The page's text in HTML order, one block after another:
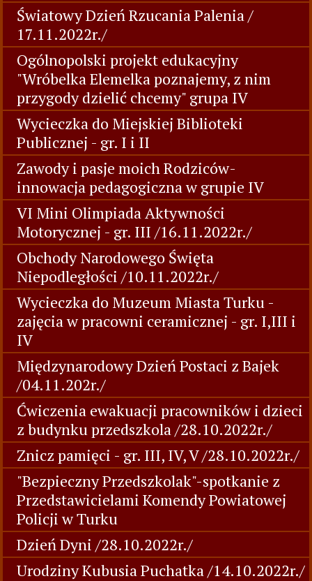
Światowy Dzień Rzucania Palenia /
17.11.2022r./
Ogólnopolski projekt edukacyjny
"Wróbelka Elemelka poznajemy, z nim
przygody dzielić chcemy" grupa IV
Wycieczka do Miejskiej Biblioteki
Publicznej - gr. I i II
Zawody i pasje moich Rodziców-
innowacja pedagogiczna w grupie IV
VI Mini Olimpiada Aktywności
Motorycznej - gr. III /16.11.2022r./
Obchody Narodowego Święta
Niepodległości /10.11.2022r./
Wycieczka do Muzeum Miasta Turku -
zajęcia w pracowni ceramicznej - gr. I,III i
IV
Międzynarodowy Dzień Postaci z Bajek
/04.11.202r./
Ćwiczenia ewakuacji pracowników i dzieci
z budynku przedszkola /28.10.2022r./
Znicz pamięci - gr. III, IV, V /28.10.2022r./
"Bezpieczny Przedszkolak"-spotkanie z
Przedstawicielami Komendy Powiatowej
Policji w Turku
Dzień Dyni /28.10.2022r./
Urodziny Kubusia Puchatka /14.10.2022r./